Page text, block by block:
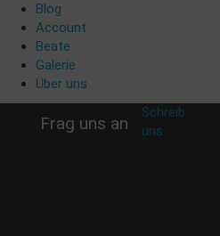
Blog
Account
Beate
Galerie
Über uns
Frag uns an
Schreib
uns